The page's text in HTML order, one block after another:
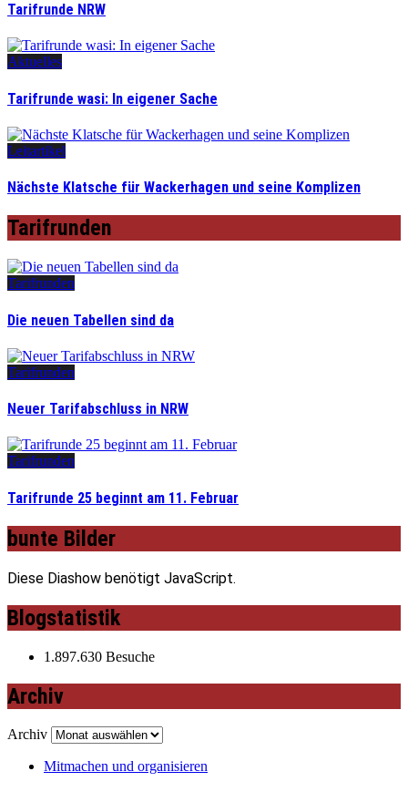
Tarifrunde NRW
Aktuelles
Tarifrunde wasi: In eigener Sache
Leitartikel
Nächste Klatsche für Wackerhagen und seine Komplizen
Tarifrunden
Tarifrunden
Die neuen Tabellen sind da
Tarifrunden
Neuer Tarifabschluss in NRW
Tarifrunden
Tarifrunde 25 beginnt am 11. Februar
bunte Bilder
Diese Diashow benötigt JavaScript.
Blogstatistik
1.897.630 Besuche
Archiv
Archiv
Mitmachen und organisieren